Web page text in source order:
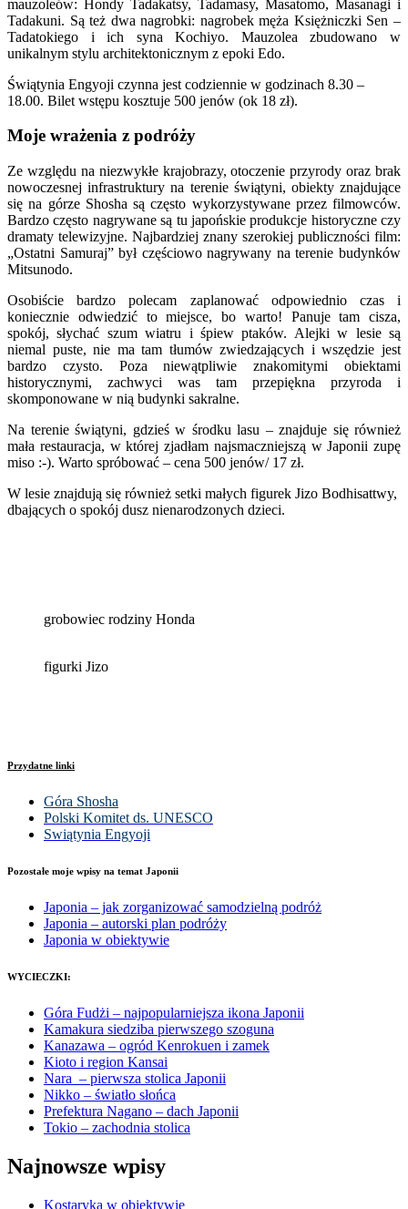
mauzoleów: Hondy Tadakatsy, Tadamasy, Masatomo, Masanagi i
Tadakuni. Są też dwa nagrobki: nagrobek męża Księżniczki Sen –
Tadatokiego i ich syna Kochiyo. Mauzolea zbudowano w
unikalnym stylu architektonicznym z epoki Edo.
Świątynia Engyoji czynna jest codziennie w godzinach 8.30 –
18.00. Bilet wstępu kosztuje 500 jenów (ok 18 zł).
Moje wrażenia z podróży
Ze względu na niezwykłe krajobrazy, otoczenie przyrody oraz brak
nowoczesnej infrastruktury na terenie świątyni, obiekty znajdujące
się na górze Shosha są często wykorzystywane przez filmowców.
Bardzo często nagrywane są tu japońskie produkcje historyczne czy
dramaty telewizyjne. Najbardziej znany szerokiej publiczności film:
„Ostatni Samuraj” był częściowo nagrywany na terenie budynków
Mitsunodo.
Osobiście bardzo polecam zaplanować odpowiednio czas i
koniecznie odwiedzić to miejsce, bo warto! Panuje tam cisza,
spokój, słychać szum wiatru i śpiew ptaków. Alejki w lesie są
niemal puste, nie ma tam tłumów zwiedzających i wszędzie jest
bardzo czysto. Poza niewątpliwie znakomitymi obiektami
historycznymi, zachwyci was tam przepiękna przyroda i
skomponowane w nią budynki sakralne.
Na terenie świątyni, gdzieś w środku lasu – znajduje się również
mała restauracja, w której zjadłam najsmaczniejszą w Japonii zupę
miso :-). Warto spróbować – cena 500 jenów/ 17 zł.
W lesie znajdują się również setki małych figurek Jizo Bodhisattwy,
dbających o spokój dusz nienarodzonych dzieci.
grobowiec rodziny Honda
figurki Jizo
Przydatne linki
Góra Shosha
Polski Komitet ds. UNESCO
Swiątynia Engyoji
Pozostałe moje wpisy na temat Japonii
Japonia – jak zorganizować samodzielną podróż
Japonia – autorski plan podróży
Japonia w obiektywie
WYCIECZKI:
Góra Fudżi – najpopularniejsza ikona Japonii
Kamakura siedziba pierwszego szoguna
Kanazawa – ogród Kenrokuen i zamek
Kioto i region Kansai
Nara – pierwsza stolica Japonii
Nikko – światło słońca
Prefektura Nagano – dach Japonii
Tokio – zachodnia stolica
Najnowsze wpisy
Kostaryka w obiektywie